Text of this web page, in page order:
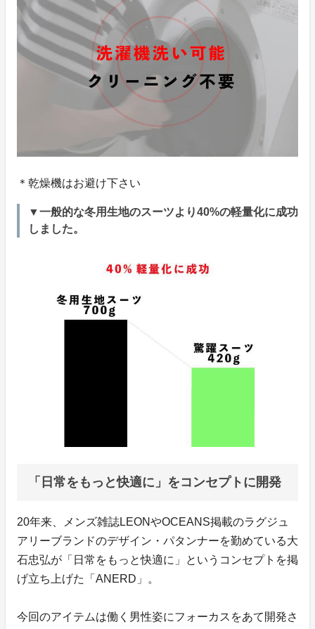
＊乾燥機はお避け下さい
▼一般的な冬用生地のスーツより40%の軽量化に成功
しました。
「日常をもっと快適に」をコンセプトに開発
20年来、メンズ雑誌LEONやOCEANS掲載のラグジュ
アリーブランドのデザイン・パタンナーを勤めている大
石忠弘が「日常をもっと快適に」というコンセプトを掲
げ立ち上げた「ANERD」。
今回のアイテムは働く男性姿にフォーカスをあて開発さ